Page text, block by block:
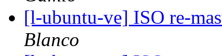
[l-ubuntu-ve] ISO re-
Blanco